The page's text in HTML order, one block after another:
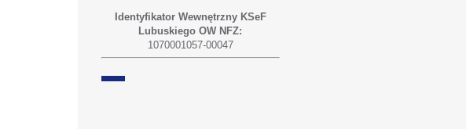
Identyfikator Wewnętrzny KSeF
Lubuskiego OW NFZ:
1070001057-00047